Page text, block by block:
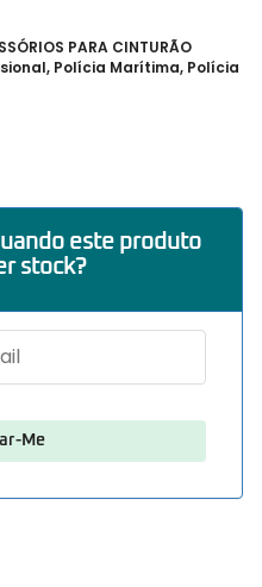
PARA CINTURÃO
, Polícia Marítima, Polícia
este produto
stock?